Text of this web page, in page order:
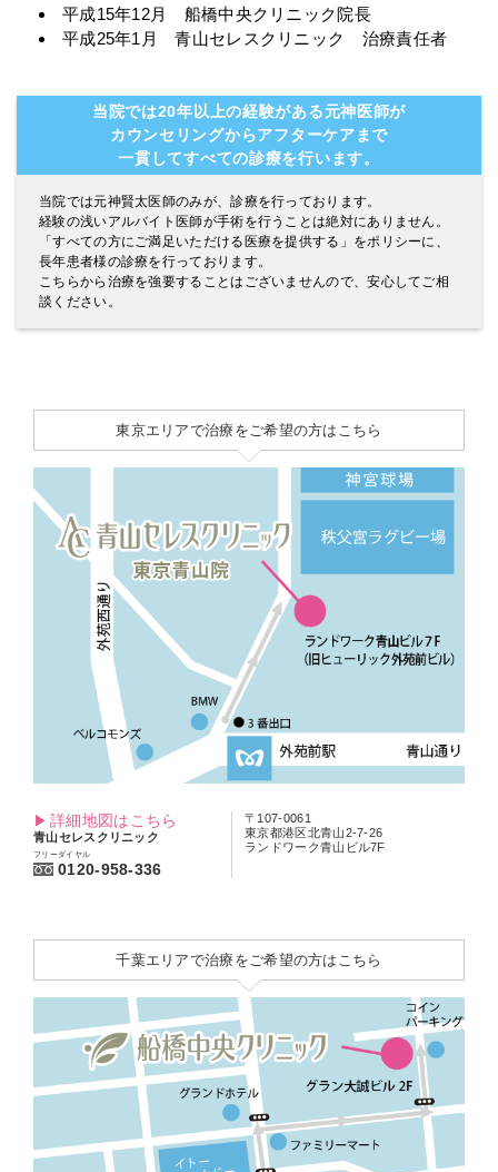
平成15年12月 船橋中央クリニック院長
平成25年1月 青山セレスクリニック 治療責任者
当院では20年以上の経験がある元神医師が
カウンセリングからアフターケアまで
一貫してすべての診療を行います。
当院では元神賢太医師のみが、診療を行っております。
経験の浅いアルバイト医師が手術を行うことは絶対にありません。
「すべての方にご満足いただける医療を提供する」をポリシーに、
長年患者様の診療を行っております。
こちらから治療を強要することはございませんので、安心してご相
談ください。
東京エリアで治療をご希望の方はこちら
詳細地図はこちら
青山セレスクリニック
フリーダイヤル
0120-958-336
〒107-0061
東京都港区北青山2-7-26
ランドワーク青山ビル7F
千葉エリアで治療をご希望の方はこちら